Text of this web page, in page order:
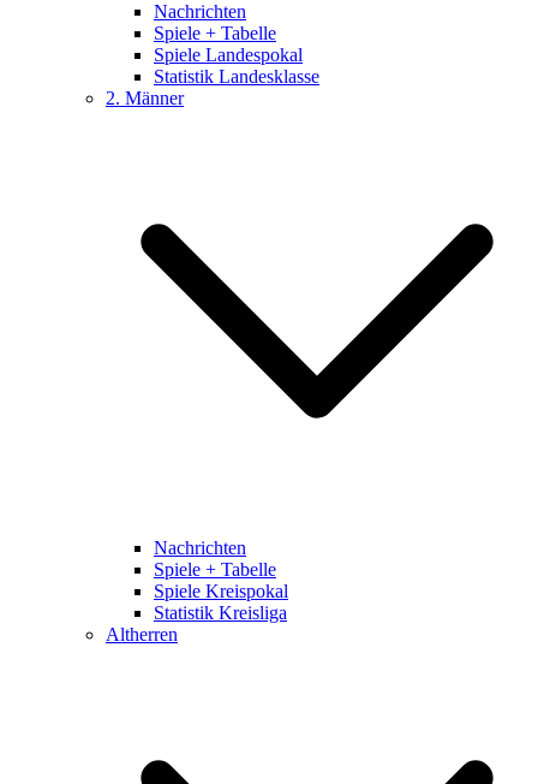
Nachrichten
Spiele + Tabelle
Spiele Landespokal
Statistik Landesklasse
2. Männer
Nachrichten
Spiele + Tabelle
Spiele Kreispokal
Statistik Kreisliga
Altherren